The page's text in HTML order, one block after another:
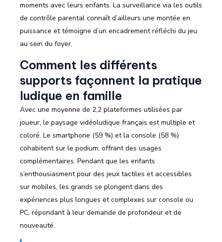
moments avec leurs enfants. La surveillance via les outils
de contrôle parental connaît d’ailleurs une montée en
puissance et témoigne d’un encadrement réfléchi du jeu
au sein du foyer.
Comment les différents
supports façonnent la pratique
ludique en famille
Avec une moyenne de 2,2 plateformes utilisées par
joueur, le paysage vidéoludique français est multiple et
coloré. Le smartphone (59 %) et la console (58 %)
cohabitent sur le podium, offrant des usages
complémentaires. Pendant que les enfants
s’enthousiasment pour des jeux tactiles et accessibles
sur mobiles, les grands se plongent dans des
expériences plus longues et complexes sur console ou
PC, répondant à leur demande de profondeur et de
nouveauté.